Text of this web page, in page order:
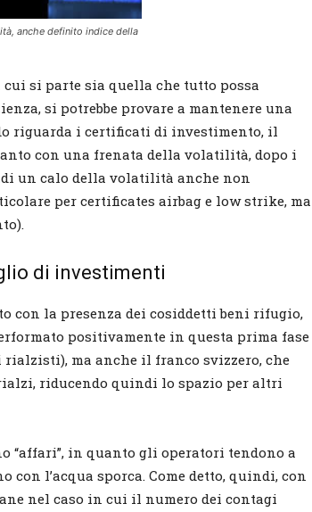
anche definito indice della
si parte sia quella che tutto possa
si potrebbe provare a mantenere una
riguarda i certificati di investimento, il
con una frenata della volatilità, dopo i
un calo della volatilità anche non
per certificates airbag e low strike, ma
di investimenti
con la presenza dei cosiddetti beni rifugio,
positivamente in questa prima fase
ma anche il franco svizzero, che
riducendo quindi lo spazio per altri
“affari”, in quanto gli operatori tendono a
l’acqua sporca. Come detto, quindi, con
nel caso in cui il numero dei contagi